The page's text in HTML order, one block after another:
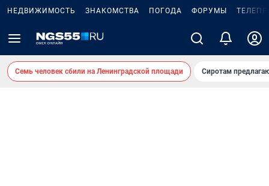
НЕДВИЖИМОСТЬ ЗНАКОМСТВА ПОГОДА ФОРУМЫ
Семь человек сбили на Ленинградской площади Сиротам